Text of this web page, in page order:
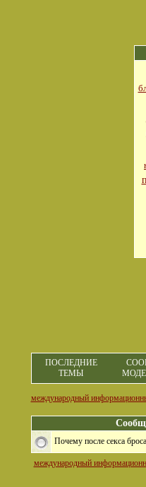
ПОСЛЕДНИЕ
ТЕМЫ
международный
Почему после секса
международный